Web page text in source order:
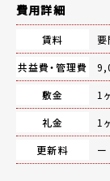
費用詳細
賃料
要
共益費・管理費
敷金
1
礼金
1
更新料
ー